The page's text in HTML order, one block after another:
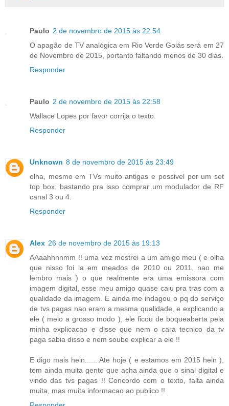
Paulo 2 de novembro de 2015 às 22:54
O apagão de TV analógica em Rio Verde Goiás será em 27
de Novembro de 2015, portanto faltando menos de 30 dias.
Responder
Paulo 2 de novembro de 2015 às 22:58
Wallace Lopes por favor corrija o texto.
Responder
Unknown 8 de novembro de 2015 às 23:49
olha, mesmo em TVs muito antigas e possivel por um set
top box, bastando pra isso comprar um modulador de RF
canal 3 ou 4.
Responder
Alex 26 de novembro de 2015 às 19:13
AAaahhnnmm !! uma vez mostrei a um amigo meu ( e olha
que nisso foi la em meados de 2010 ou 2011, nao me
lembro mais ) o que realmente era uma emissora com
imagem digital, esse meu amigo quase caiu pra tras com a
qualidade da imagem. E ainda me indagou o pq do serviço
de tvs pagas nao eram a mesma qualidade, e explicando a
ele ( meio a grosso modo ), ele ficou de boqueaberta pela
minha explicacao e disse que nem o cara tecnico da tv
paga sabia disso e nem soube explicar a ele !!
E digo mais hein...... Ate hoje ( e estamos em 2015 hein ),
tem ainda muita gente que acha ainda que o sinal digital e
vindo das tvs pagas !! Concordo com o texto, falta ainda
muita, mas muita informacao ao publico !!